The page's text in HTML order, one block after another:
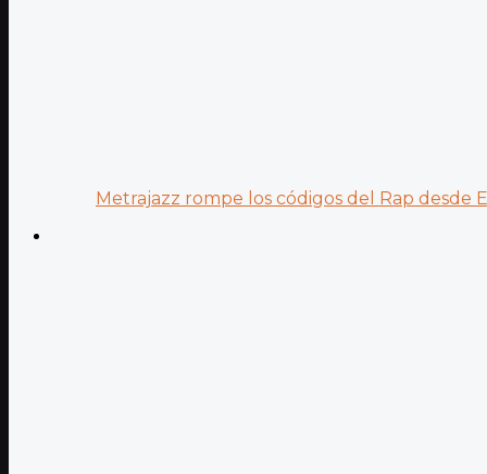
Metrajazz rompe los códigos del Rap desde